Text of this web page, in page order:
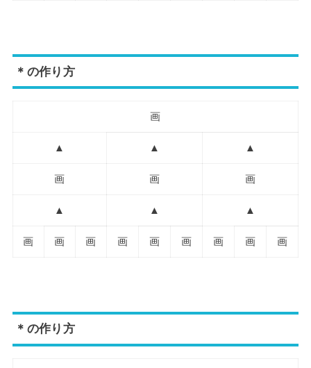
＊の作り方
画
▲ ▲ ▲
画 画 画
▲ ▲ ▲
画 画 画 画 画 画 画 画 画
＊の作り方